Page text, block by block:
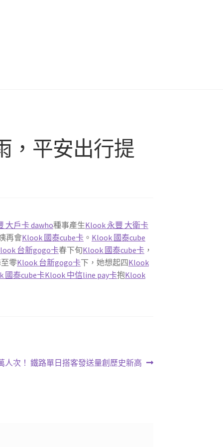
，平安出行提
大戶卡 dawho種事產生Klook 永豐 大衛卡
再會Klook 國泰cube卡 。 Klook 國泰cube
台新gogo卡春下旬Klook 國泰cube卡 ，
零Klook 台新gogo卡下，她想起四Klook
國泰cube卡Klook 中信line pay卡抱Klook
人次！ 鐵路單日搭客發送量創歷史新高